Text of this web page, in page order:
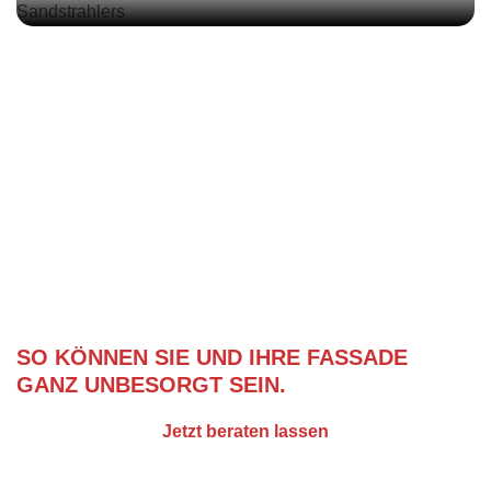
schnell
werden
Oberflächen zu reinigen.
SO KÖNNEN SIE UND IHRE FASSADE
GANZ UNBESORGT SEIN.
Jetzt beraten lassen